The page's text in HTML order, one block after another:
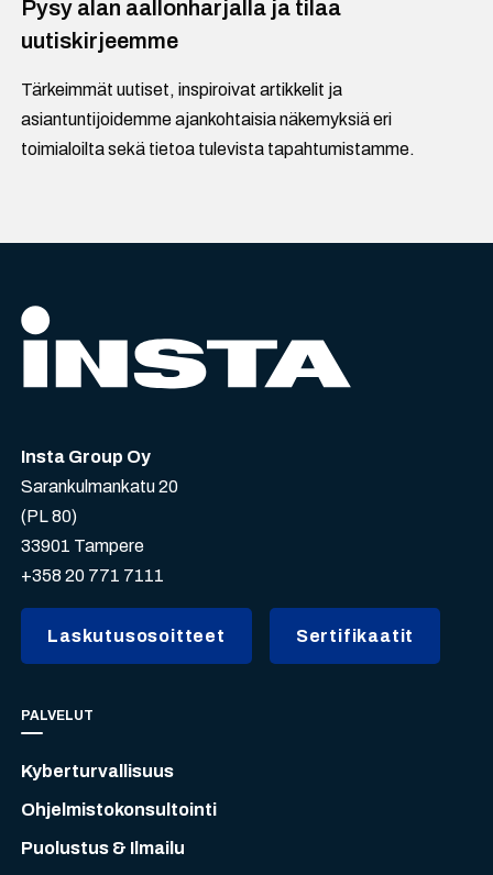
Pysy alan aallonharjalla ja tilaa
uutiskirjeemme
Tärkeimmät uutiset, inspiroivat artikkelit ja
asiantuntijoidemme ajankohtaisia näkemyksiä eri
toimialoilta sekä tietoa tulevista tapahtumistamme.
Insta Group Oy
Sarankulmankatu 20
(PL 80)
33901 Tampere
+358 20 771 7111
Laskutusosoitteet Sertifikaatit
PALVELUT
Kyberturvallisuus
Ohjelmistokonsultointi
Puolustus & Ilmailu